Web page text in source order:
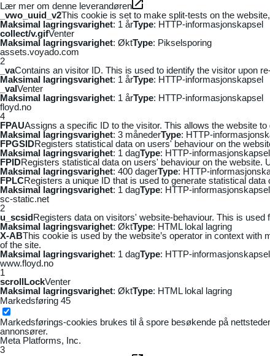
Lær mer om denne leverandøren
_vwo_uuid_v2This cookie is set to make split-tests on the
Maksimal lagringsvarighet: 1 årType: HTTP-informasjonskapsel
collect/v.gifVenter
Maksimal lagringsvarighet: ØktType: Pikselsporing
assets.voyado.com
2
_vaContains an visitor ID. This is used to identify the visitor upon
Maksimal lagringsvarighet: 1 årType: HTTP-informasjonskapsel
_vaIVenter
Maksimal lagringsvarighet: 1 årType: HTTP-informasjonskapsel
floyd.no
4
FPAUAssigns a specific ID to the visitor. This allows the website
Maksimal lagringsvarighet: 3 månederType: HTTP-
FPGSIDRegisters statistical data on users' behaviour on the
Maksimal lagringsvarighet: 1 dagType: HTTP-informasjonskapsel
FPIDRegisters statistical data on users' behaviour on the website.
Maksimal lagringsvarighet: 400 dagerType: HTTP-
FPLCRegisters a unique ID that is used to generate statistical
Maksimal lagringsvarighet: 1 dagType: HTTP-informasjonskapsel
sc-static.net
2
u_scsidRegisters data on visitors' website-behaviour. This is
Maksimal lagringsvarighet: ØktType: HTML lokal lagring
X-ABThis cookie is used by the website’s operator in context
of the site.
Maksimal lagringsvarighet: 1 dagType: HTTP-informasjonskapsel
www.floyd.no
1
scrollLockVenter
Maksimal lagringsvarighet: ØktType: HTML lokal lagring
Markedsføring 45
Markedsførings-cookies brukes til å spore besøkende på
annonsører.
Meta Platforms, Inc.
3